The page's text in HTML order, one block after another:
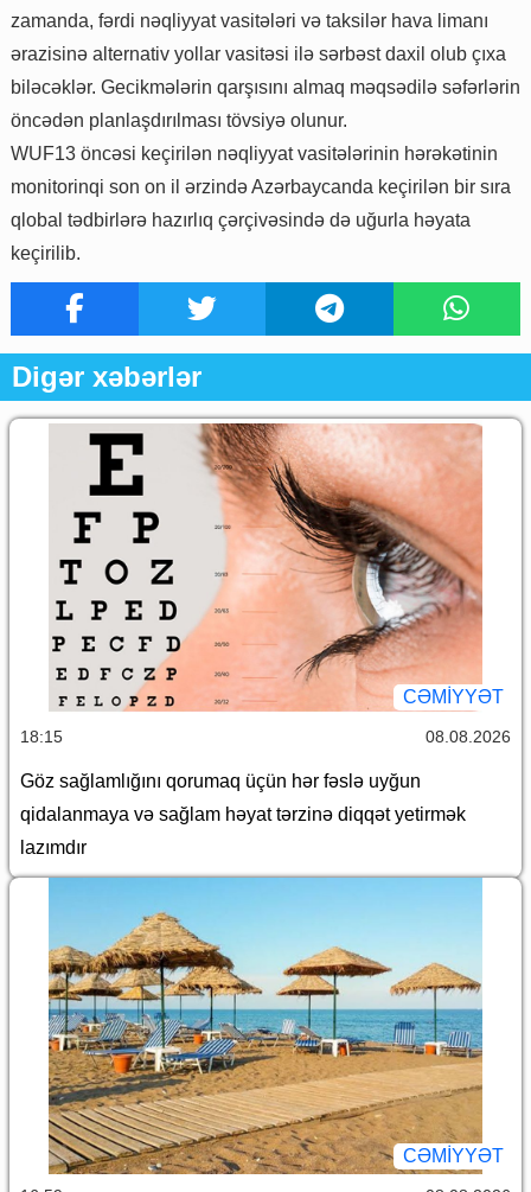
zamanda, fərdi nəqliyyat vasitələri və taksilər hava limanı
ərazisinə alternativ yollar vasitəsi ilə sərbəst daxil olub çıxa
biləcəklər. Gecikmələrin qarşısını almaq məqsədilə səfərlərin
öncədən planlaşdırılması tövsiyə olunur.
WUF13 öncəsi keçirilən nəqliyyat vasitələrinin hərəkətinin
monitorinqi son on il ərzində Azərbaycanda keçirilən bir sıra
qlobal tədbirlərə hazırlıq çərçivəsində də uğurla həyata
keçirilib.
Digər xəbərlər
CƏMİYYƏT
18:15 08.08.2026
Göz sağlamlığını qorumaq üçün hər fəslə uyğun
qidalanmaya və sağlam həyat tərzinə diqqət yetirmək
lazımdır
CƏMİYYƏT